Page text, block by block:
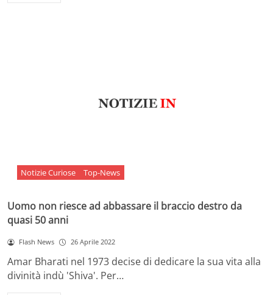
Notizie Curiose Top-News
Uomo non riesce ad abbassare il braccio destro da
quasi 50 anni
Flash News 26 Aprile 2022
Amar Bharati nel 1973 decise di dedicare la sua vita alla
divinità indù 'Shiva'. Per…